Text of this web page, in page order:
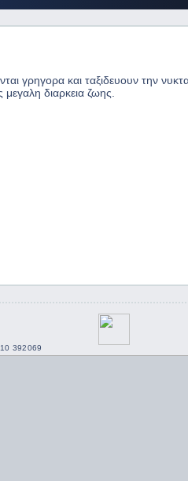
γρηγορα και ταξιδευουν την
διαρκεια ζωης.
392069